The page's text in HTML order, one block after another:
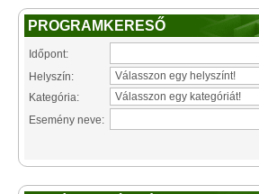
PROGRAMKERESŐ
Időpont:
Helyszín:
Kategória:
Esemény neve: